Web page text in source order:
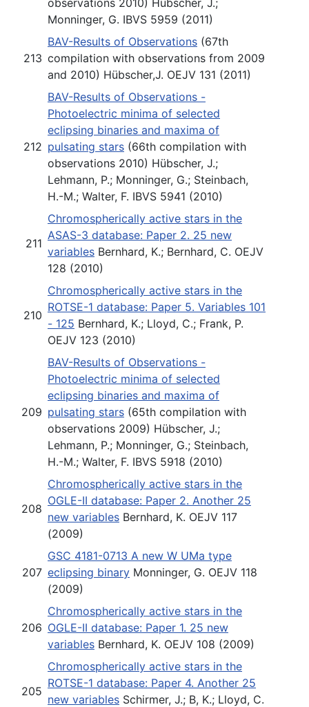
Monninger, G. IBVS 5959 (2011)
213
BAV-Results of Observations (67th
compilation with observations from 2009
and 2010) Hübscher,J. OEJV 131 (2011)
212
BAV-Results of Observations -
Photoelectric minima of selected
eclipsing binaries and maxima of
pulsating stars (66th compilation with
observations 2010) Hübscher, J.;
Lehmann, P.; Monninger, G.; Steinbach,
H.-M.; Walter, F. IBVS 5941 (2010)
211
Chromospherically active stars in the
ASAS-3 database: Paper 2. 25 new
variables Bernhard, K.; Bernhard, C. OEJV
128 (2010)
210
Chromospherically active stars in the
ROTSE-1 database: Paper 5. Variables 101
- 125 Bernhard, K.; Lloyd, C.; Frank, P.
OEJV 123 (2010)
209
BAV-Results of Observations -
Photoelectric minima of selected
eclipsing binaries and maxima of
pulsating stars (65th compilation with
observations 2009) Hübscher, J.;
Lehmann, P.; Monninger, G.; Steinbach,
H.-M.; Walter, F. IBVS 5918 (2010)
208
Chromospherically active stars in the
OGLE-II database: Paper 2. Another 25
new variables Bernhard, K. OEJV 117
(2009)
207
GSC 4181-0713 A new W UMa type
eclipsing binary Monninger, G. OEJV 118
(2009)
206
Chromospherically active stars in the
OGLE-II database: Paper 1. 25 new
variables Bernhard, K. OEJV 108 (2009)
205
Chromospherically active stars in the
ROTSE-1 database: Paper 4. Another 25
new variables Schirmer, J.; B, K.; Lloyd, C.